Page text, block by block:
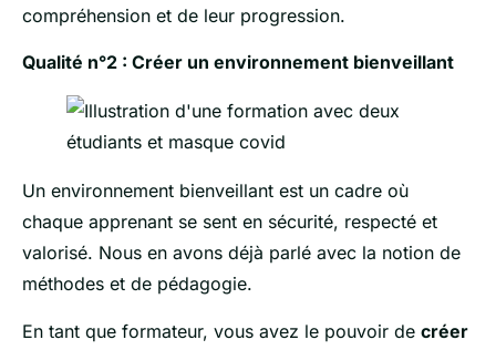
compréhension et de leur progression.
Qualité n°2 : Créer un environnement bienveillant
Un environnement bienveillant est un cadre où
chaque apprenant se sent en sécurité, respecté et
valorisé. Nous en avons déjà parlé avec la notion de
méthodes et de pédagogie.
En tant que formateur, vous avez le pouvoir de créer